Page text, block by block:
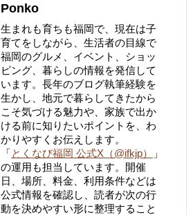
Ponko
生まれも育ちも福岡で、現在は子
育てをしながら、生活者の目線で
福岡のグルメ、イベント、ショッ
ピング、暮らしの情報を発信して
います。長年のブログ執筆経験を
生かし、地元で暮らしてきたから
こそ気づける魅力や、家族で出か
ける前に知りたいポイントを、わ
かりやすくお伝えします。
「とくなび福岡 公式X（@ifkjp）
」
の運用も担当しています。開催
日、場所、料金、利用条件などは
公式情報を確認し、読者が次の行
動を決めやすい形に整理すること